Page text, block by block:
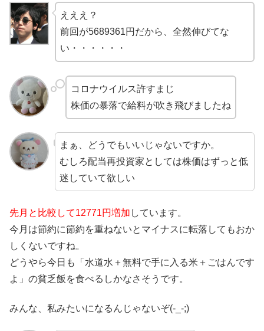
えええ？
前回が5689361円だから、全然伸びてな
い・・・・・・
コロナウイルス許すまじ
株価の暴落で給料が吹き飛びましたね
まぁ、どうでもいいじゃないですか。
むしろ配当再投資家としては株価はずっと低
迷していて欲しい
先月と比較して12771円増加 しています。
今月は節約に節約を重ねないとマイナスに転落してもおか
しくないですね。
どうやら今日も「水道水＋無料で手に入る米＋ごはんです
よ」の貧乏飯を食べるしかなさそうです。
みんな、私みたいになるんじゃないぞ(-_-;)